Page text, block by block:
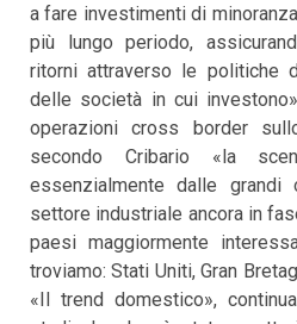
a fare investimenti di
più lungo periodo,
ritorni attraverso le politiche
delle società in cui
operazioni cross border
secondo Cribario «la
essenzialmente dalle grandi
settore industriale ancora in
paesi maggiormente
troviamo: Stati Uniti, Gran
«Il trend domestico»,